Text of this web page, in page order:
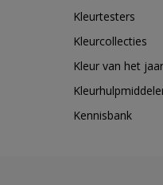
Kleurtesters
Kleurcollecties
Kleur van het jaar
Kennisbank